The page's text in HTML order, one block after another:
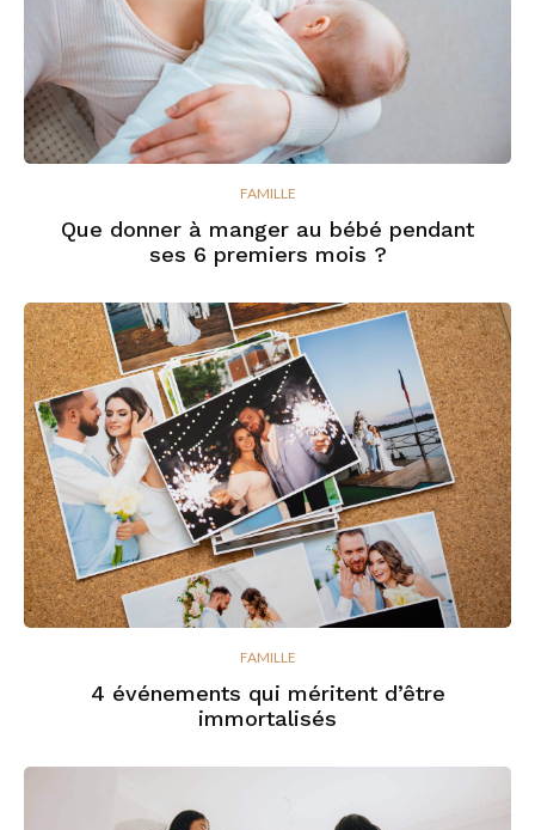
FAMILLE
Que donner à manger au bébé pendant
ses 6 premiers mois ?
FAMILLE
4 événements qui méritent d’être
immortalisés